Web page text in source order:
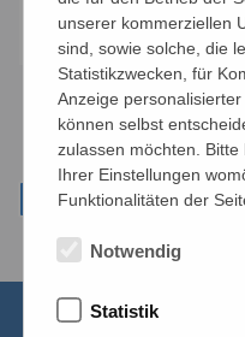
unserer kommerziellen
sind, sowie solche, die
Statistikzwecken, für
Anzeige
können selbst
zulassen möchten.
Ihrer Einstellungen
Funktionalitäten der
Notwendig
Statistik